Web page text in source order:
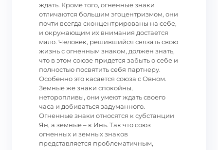
ждать. Кроме того, огненные знаки
отличаются большим эгоцентризмом, они
почти всегда сконцентрированы на себе,
и окружающим их внимания достается
мало. Человек, решившийся связать свою
жизнь с огненным знаком, должен знать,
что в этом союзе придется забыть о себе и
полностью посвятить себя партнеру.
Особенно это касается союза с Овном.
Земные же знаки спокойны,
неторопливы, они умеют ждать своего
часа и добиваться задуманного.
Огненные знаки относятся к субстанции
Ян, а земные – к Инь. Так что союз
огненных и земных знаков
представляется проблематичным,